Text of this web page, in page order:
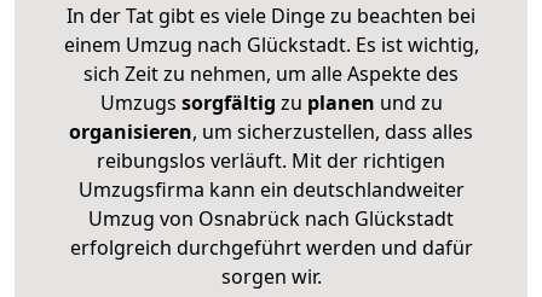
In der Tat gibt es viele Dinge zu beachten bei
einem Umzug nach Glückstadt. Es ist wichtig,
sich Zeit zu nehmen, um alle Aspekte des
Umzugs sorgfältig zu planen und zu
organisieren, um sicherzustellen, dass alles
reibungslos verläuft. Mit der richtigen
Umzugsfirma kann ein deutschlandweiter
Umzug von Osnabrück nach Glückstadt
erfolgreich durchgeführt werden und dafür
sorgen wir.